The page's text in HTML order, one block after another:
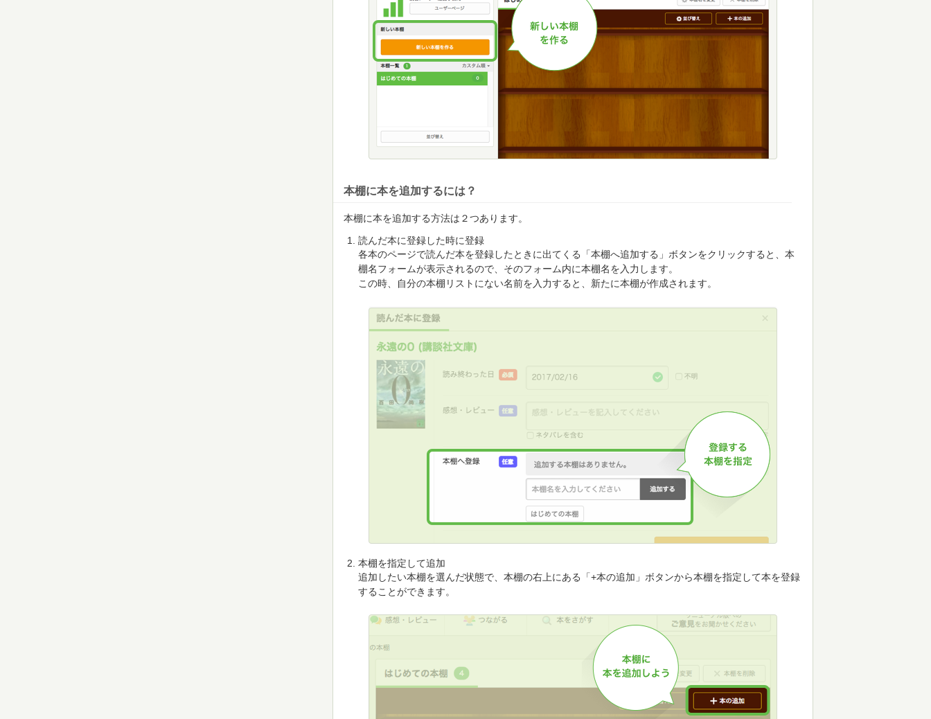
本棚に本を追加するには？
本棚に本を追加する方法は２つあります。
読んだ本に登録した時に登録
各本のページで読んだ本を登録したときに出てくる「本棚へ追加する」ボタンをクリックすると、本
棚名フォームが表示されるので、そのフォーム内に本棚名を入力します。
この時、自分の本棚リストにない名前を入力すると、新たに本棚が作成されます。
本棚を指定して追加
追加したい本棚を選んだ状態で、本棚の右上にある「+本の追加」ボタンから本棚を指定して本を登録
することができます。